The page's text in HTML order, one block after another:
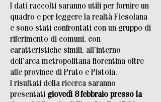
I dati raccolti saranno utili per fornire un
quadro e per leggere la realtà Fiesolana
e sono stati confrontati con un gruppo di
riferimento di comuni, con
caratteristiche simili, all’interno
dell’area metropolitana fiorentina oltre
alle province di Prato e Pistoia.
I risultati della ricerca saranno
presentati giovedì 8 febbraio presso la